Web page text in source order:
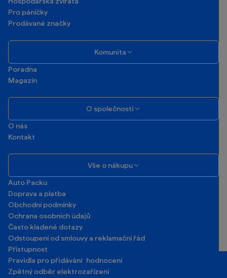
Pro páníčky
Prodávané značky
Komunita
Poradna
Magazín
O společnosti
O nás
Kontakt
Vše o nákupu
Auto Packu
Doprava a platba
Obchodní podmínky
Ochrana osobních údajů
Často kladené dotazy
Odstoupení od smlouvy a reklamační řád
Přístupnost
Pravidla pro přidávání hodnocení
Zpětný odběr elektrozařízení